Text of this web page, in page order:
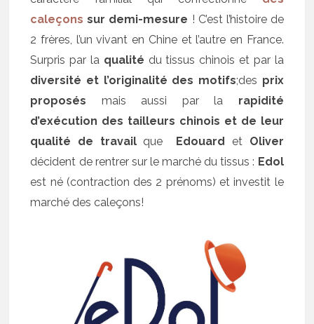
caleçons sur demi-mesure ! C’est l’histoire de
2 frères, l’un vivant en Chine et l’autre en France.
Surpris par la qualité du tissus chinois et par la
diversité et l’originalité des motifs;des prix
proposés mais aussi par la rapidité
d’exécution des tailleurs chinois et de leur
qualité de travailque Edouard etOliver
décident de rentrer sur le marché du tissus : Edol
est né (contraction des 2 prénoms) et investit le
marché des caleçons!